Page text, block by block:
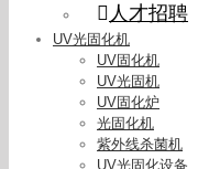
人才招聘
UV光固化机
UV固化机
UV光固机
UV固化炉
光固化机
紫外线杀菌机
UV光固化设备